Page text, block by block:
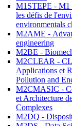
M1STEPE - M1
les défis de
environmentals
M2AME -
engineering
M2BE -
M2CLEAR -
Applications et
Pollution and
M2CMASIC -
et Architecture
Complexes
M2DQ -